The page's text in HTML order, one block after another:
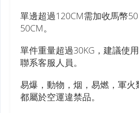
單邊超過120CM需加收馬幣
50CM。
單件重量超過30KG，建議使
聯系客服人員。
易爆，動物，烟，易燃，軍火
都屬於空運違禁品。